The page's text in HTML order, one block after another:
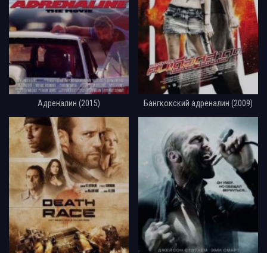
Адреналин (2015) Бангкокский адреналин (2009)